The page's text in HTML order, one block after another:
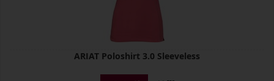
ARIAT Poloshirt 3.0 Sleeveless